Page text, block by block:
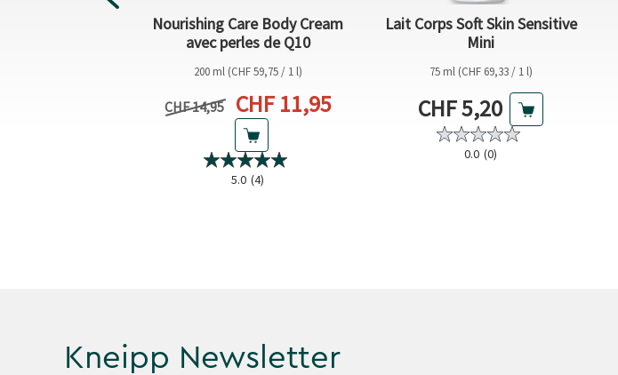
Nourishing Care Body Cream
avec perles de Q10
200 ml (CHF 59,75 / 1 l)
Prix précédent
CHF 14,95 Prix actuel
CHF 11,95
5.0 (4)
Lait Corps Soft Skin Sensitive
Mini
75 ml (CHF 69,33 / 1 l)
Prix actuel
CHF 5,20
0.0 (0)
Kneipp Newsletter